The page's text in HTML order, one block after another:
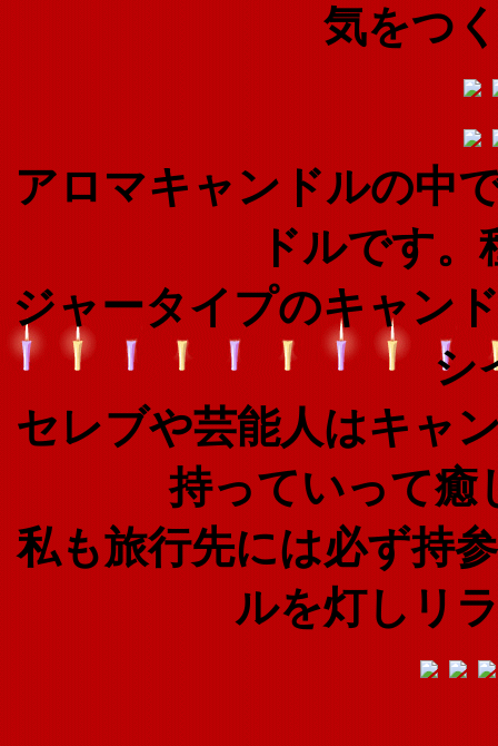
気をつ
アロマキャンドルの中
ドルです
ジャータイプのキャン
シ
セレブや芸能人はキャ
持っていって癒
私も旅行先には必ず持
ルを灯しリ